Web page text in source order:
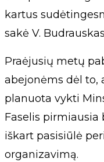
kartus
sakė V.
Praėjusių metų
abejonėms dėl to,
planuota vykti
Faselis pirmiausia
iškart pasisiūlė
organizavimą.